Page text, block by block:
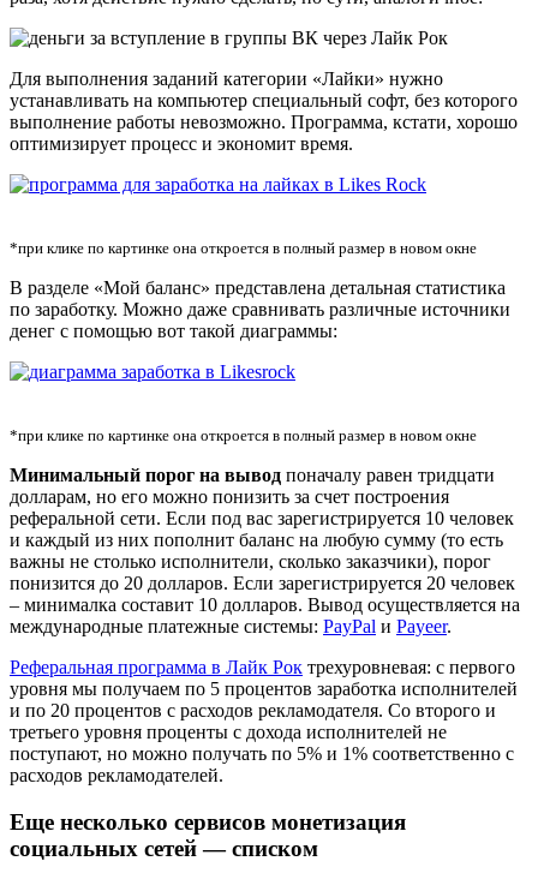
Для выполнения заданий категории «Лайки» нужно
устанавливать на компьютер специальный софт, без которого
выполнение работы невозможно. Программа, кстати, хорошо
оптимизирует процесс и экономит время.
*при клике по картинке она откроется в полный размер в новом окне
В разделе «Мой баланс» представлена детальная статистика
по заработку. Можно даже сравнивать различные источники
денег с помощью вот такой диаграммы:
*при клике по картинке она откроется в полный размер в новом окне
Минимальный порог на вывод поначалу равен тридцати
долларам, но его можно понизить за счет построения
реферальной сети. Если под вас зарегистрируется 10 человек
и каждый из них пополнит баланс на любую сумму (то есть
важны не столько исполнители, сколько заказчики), порог
понизится до 20 долларов. Если зарегистрируется 20 человек
– минималка составит 10 долларов. Вывод осуществляется на
международные платежные системы: PayPal и Payeer.
Реферальная программа в Лайк Рок трехуровневая: с первого
уровня мы получаем по 5 процентов заработка исполнителей
и по 20 процентов с расходов рекламодателя. Со второго и
третьего уровня проценты с дохода исполнителей не
поступают, но можно получать по 5% и 1% соответственно с
расходов рекламодателей.
Еще несколько сервисов монетизация
социальных сетей — списком